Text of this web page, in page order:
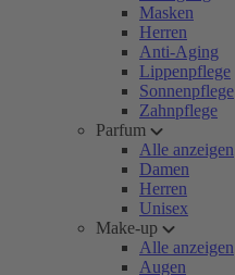
Masken
Herren
Anti-Aging
Lippenpflege
Sonnenpflege
Zahnpflege
Parfum
Alle anzeigen
Damen
Herren
Unisex
Make-up
Alle anzeigen
Augen